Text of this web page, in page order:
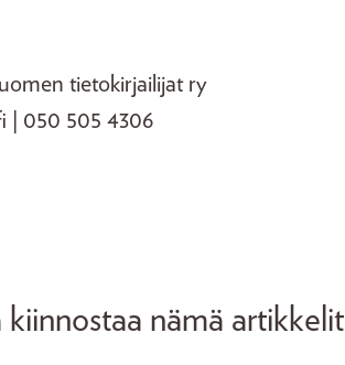
tietokirjailijat ry
| 050 505 4306
kiinnostaa nämä artikkelit